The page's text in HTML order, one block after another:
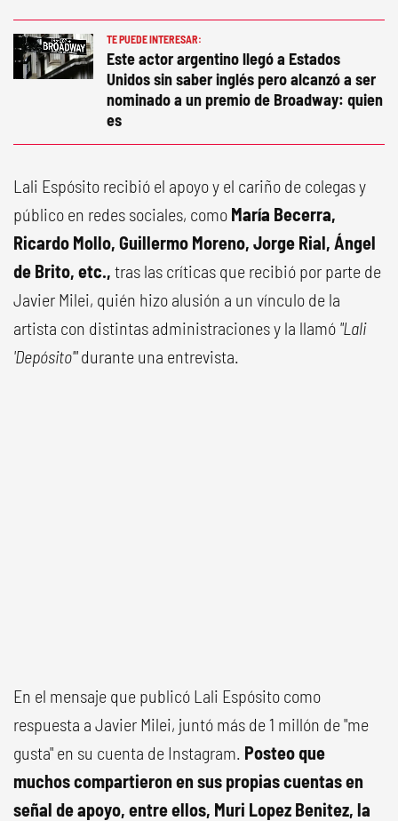
TE PUEDE INTERESAR:
Este actor argentino llegó a Estados
Unidos sin saber inglés pero alcanzó a ser
nominado a un premio de Broadway: quien
es
Lali Espósito recibió el apoyo y el cariño de colegas y
público en redes sociales, como María Becerra,
Ricardo Mollo, Guillermo Moreno, Jorge Rial, Ángel
de Brito, etc., tras las críticas que recibió por parte de
Javier Milei, quién hizo alusión a un vínculo de la
artista con distintas administraciones y la llamó "Lali
'Depósito'"durante una entrevista.
En el mensaje que publicó Lali Espósito como
respuesta a Javier Milei, juntó más de 1 millón de "me
gusta" en su cuenta de Instagram. Posteo que
muchos compartieron en sus propias cuentas en
señal de apoyo, entre ellos, Muri Lopez Benitez, la